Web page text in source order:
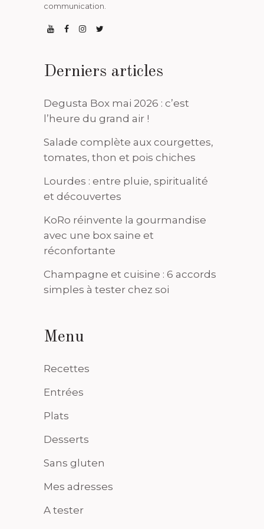
communication.
Derniers articles
Degusta Box mai 2026 : c’est
l’heure du grand air !
Salade complète aux courgettes,
tomates, thon et pois chiches
Lourdes : entre pluie, spiritualité
et découvertes
KoRo réinvente la gourmandise
avec une box saine et
réconfortante
Champagne et cuisine : 6 accords
simples à tester chez soi
Menu
Recettes
Entrées
Plats
Desserts
Sans gluten
Mes adresses
A tester